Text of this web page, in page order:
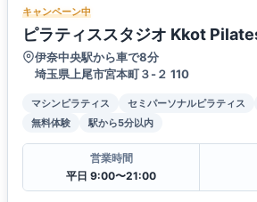
キャンペーン中
ピラティススタジオ Kkot
伊奈中央駅から車で8分
埼玉県上尾市宮本町３-２ 110
マシンピラティス セミパーソナルピラティス
無料体験
駅から5分以内
営業時間
平日 9:00〜21:00